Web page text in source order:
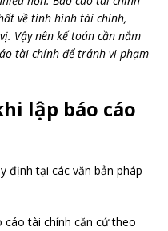
về tình hình tài chính,
Vậy nên kế toán cần nắm
tài chính để tránh vi phạm
lập báo cáo
định tại các văn bản pháp
cáo tài chính căn cứ theo